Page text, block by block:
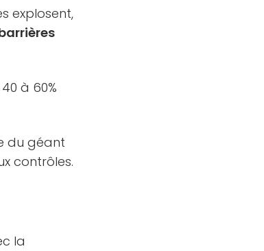
explosent,
à 60%
du géant
contrôles.
la